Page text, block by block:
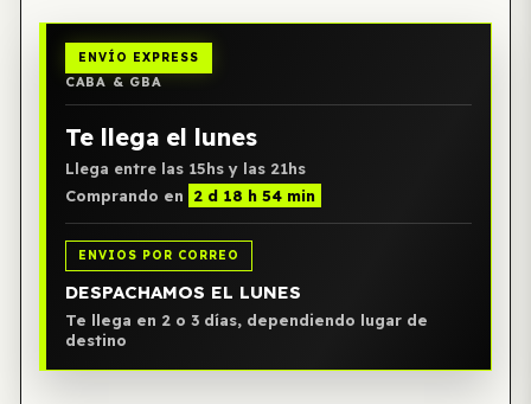
ENVÍO EXPRESS
CABA & GBA
Te llega el lunes
Llega entre las 15hs y las 21hs
Comprando en
2 d 18 h 54 min
ENVIOS POR CORREO
DESPACHAMOS EL LUNES
Te llega en 2 o 3 días, dependiendo lugar de
destino